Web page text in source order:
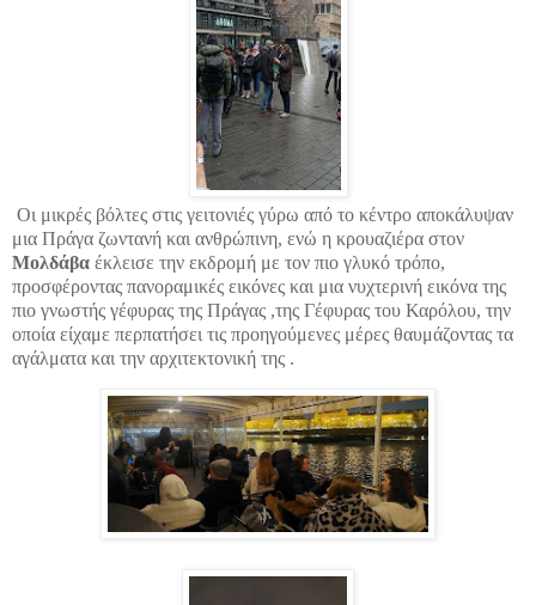
Οι μικρές βόλτες στις γειτονιές γύρω από το κέντρο αποκάλυψαν
μια Πράγα ζωντανή και ανθρώπινη, ενώ η κρουαζιέρα στον
Μολδάβα έκλεισε την εκδρομή με τον πιο γλυκό τρόπο,
προσφέροντας πανοραμικές εικόνες και μια νυχτερινή εικόνα της
πιο γνωστής γέφυρας της Πράγας ,της Γέφυρας του Καρόλου, την
οποία είχαμε περπατήσει τις προηγούμενες μέρες θαυμάζοντας τα
αγάλματα και την αρχιτεκτονική της .